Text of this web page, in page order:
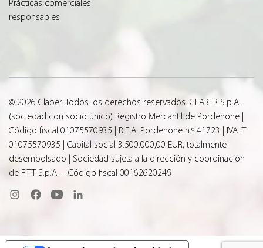
Prácticas comerciales
responsables
© 2026 Claber. Todos los derechos reservados. CLABER S.p.A.
(sociedad con socio único) Registro Mercantil de Pordenone |
Código fiscal 01075570935 | R.E.A. Pordenone n.º 41723 | IVA IT
01075570935 | Capital social 3.500.000,00 EUR, totalmente
desembolsado | Sociedad sujeta a la dirección y coordinación
de FITT S.p.A. – Código fiscal 00162620249